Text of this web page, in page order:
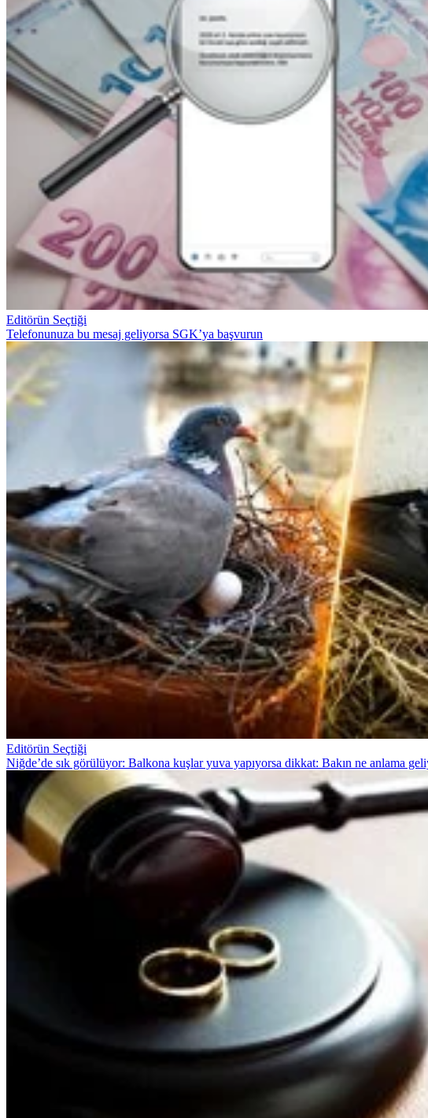
Editörün Seçtiği
Telefonunuza bu mesaj geliyorsa SGK’ya başvurun
Editörün Seçtiği
Niğde’de sık görülüyor: Balkona kuşlar yuva yapıyorsa dikkat: Bakın ne anlama